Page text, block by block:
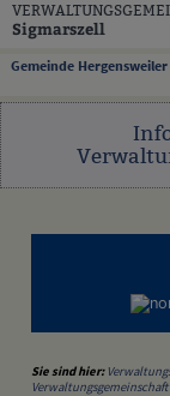
Zum Inhalt,zur
Sigmarszell
Gemeinde Hergensweiler
Sie sind hier:
Verwaltungsgemeinschaft